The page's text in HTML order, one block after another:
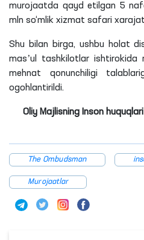
murojaatda qayd etilgan 5
mln so‘mlik xizmat safari
Shu bilan birga, ushbu holat
masʼul tashkilotlar ishtirokida
mehnat qonunchiligi
ogohlantirildi.
Oliy Majlisning Inson
The Ombudsman
Murojaatlar